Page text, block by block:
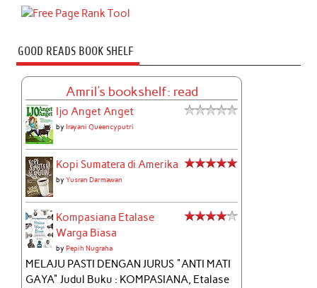
GOOD READS BOOK SHELF
Amril's bookshelf: read
Ijo Anget Anget
byIrayani Queencyputri
Kopi Sumatera di Amerika
byYusran Darmawan
Kompasiana Etalase
Warga Biasa
byPepih Nugraha
MELAJU PASTI DENGAN JURUS "ANTI MATI
GAYA" Judul Buku : KOMPASIANA, Etalase